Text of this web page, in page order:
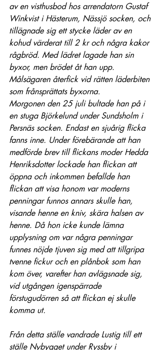
av en visthusbod hos arrendatorn Gustaf
Winkvist i Hästerum, Nässjö socken, och
tillägnade sig ett stycke läder av en
kohud värderat till 2 kr och några kakor
rågbröd. Med lädret lagade han sin
byxor, men brödet åt han upp.
Målsägaren återfick vid rätten läderbiten
som frånsprättats byxorna.
Morgonen den 25 juli bultade han på i
en stuga Björkelund under Sundsholm i
Persnäs socken. Endast en sjuårig flicka
fanns inne. Under förebärande att han
medförde brev till flickans moder Hedda
Henriksdotter lockade han flickan att
öppna och inkommen befallde han
flickan att visa honom var moderns
penningar funnos annars skulle han,
visande henne en kniv, skära halsen av
henne. Då hon icke kunde lämna
upplysning om var några penningar
funnes nöjde tjuven sig med att tillgripa
tvenne fickur och en plånbok som han
kom över, varefter han avlägsnade sig,
vid utgången igenspärrade
förstugudörren så att flickan ej skulle
komma ut.
Från detta ställe vandrade Lustig till ett
ställe Nybygget under Ryssby i